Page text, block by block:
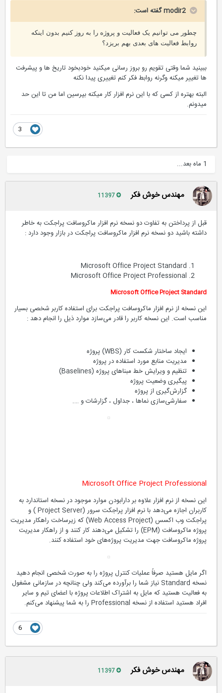
modir2 گفته است:
چطور می توانیم یک فعالیت و پروژه را به روز کنیم بدون اینکه
روابط فعالیت های بعدی بهم بریزد؟
ببینید شما وقتی تقویم رو بروز رسانی میکنید خودبخود تاریخ ها و پیشرفت
ها تغییر میکنه وگرنه روابط فکر کنم تغییری پیدا نکنه
البته بهتره از کسی که با این نرم افزار کار میکنه بپرسین اما من تا این حد
میدونم.
مهندس خوش فکر
قبل از پرداختن به تفاوت دو نسخه نرم افزار ماکروسافت پراجکت به خاطر
داشته باشید دو نسخه نرم افزار ماکروسافت پراجکت در بازار وجود دارد :
Microsoft Office Project Standard
Microsoft Office Project Professional
Microsoft Office Project Standard
این نسخه از نرم افزار ماکروسافت پراجکت برای استفاده کاربر شخصی بسیار
مناسب است. این نسخه کاربر را قادر می‌سازد موارد ذیل را انجام دهد :
ایجاد ساختار شکست کار (WBS) پروژه
مدیریت منابع مورد استفاده در پروژه
تنظیم و ویرایش خط مبناهای پروژه (Baselines)
پیگیری وضعیت پروژه
گزارش‌گیری از پروژه
سفارشی‌سازی نماها ، جداول ،‌ گزارشات و ….
Microsoft Office Project Professional
این نسخه از نرم افزار علاوه بر دارابودن موارد موجود در نسخه استاندارد به
کاربران اجازه می‌دهد با نرم افزار پراجکت سرور (Project Server ) و
پراجکت وب اکسس (Web Access Project) که زیرساخت راهکار مدیریت
پروژه ماکروسافت (EPM) را تشکیل می‌دهند کار کنند و از راهکار مدیریت
پروژه ماکروسافت جهت مدیریت پروژه‌های خود استفاده کنند.
اگر مایل هستید صرفاً عملیات کنترل پروژه را به صورت شخصی انجام دهید
نسخه Standard نیاز شما را برآورده می‌کند ولی چنانچه در سازمانی مشغول
به فعالیت هستید که مایل به اشتراک اطلاعات پروژه با اعضای تیم و سایر
افراد هستید استفاده از نسخه Professional را به شما پیشنهاد می‌کنم.
مهندس خوش فکر